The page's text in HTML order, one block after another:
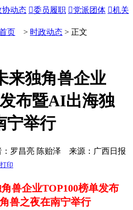
协动态 委员履职 党派团体 机关
页 > 时政动态 > 正文
来独角兽企业
布暨AI出海独
宁举行
：罗昌亮 陈贻泽 来源：广西日报
打印
兽企业TOP100榜单发布
兽之夜在南宁举行